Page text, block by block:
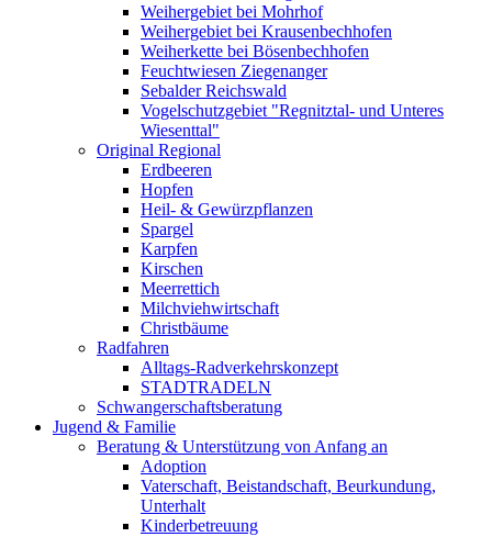
Weihergebiet bei Mohrhof
Weihergebiet bei Krausenbechhofen
Weiherkette bei Bösenbechhofen
Feuchtwiesen Ziegenanger
Sebalder Reichswald
Vogelschutzgebiet "Regnitztal- und Unteres
Wiesenttal"
Original Regional
Erdbeeren
Hopfen
Heil- & Gewürzpflanzen
Spargel
Karpfen
Kirschen
Meerrettich
Milchviehwirtschaft
Christbäume
Radfahren
Alltags-Radverkehrskonzept
STADTRADELN
Schwangerschaftsberatung
Jugend & Familie
Beratung & Unterstützung von Anfang an
Adoption
Vaterschaft, Beistandschaft, Beurkundung,
Unterhalt
Kinderbetreuung